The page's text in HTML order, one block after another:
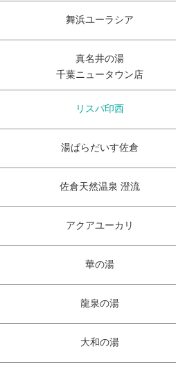
舞浜ユーラシア
真名井の湯
千葉ニュータウン店
リスパ印西
湯ぱらだいす佐倉
佐倉天然温泉 澄流
アクアユーカリ
華の湯
龍泉の湯
大和の湯